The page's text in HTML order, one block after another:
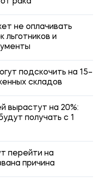
об ухудшении
прогрессирует
воды: какие
с нехваткой
с собакой каждый
время для
питомца
спать с
не всегда
прохлада может